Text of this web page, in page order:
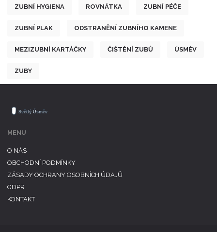
ZUBNÍ HYGIENA ROVNÁTKA ZUBNÍ PÉČE
ZUBNÍ PLAK ODSTRANĚNÍ ZUBNÍHO KAMENE
MEZIZUBNÍ KARTÁČKY ČIŠTĚNÍ ZUBŮ ÚSMĚV
ZUBY
MENU
O NÁS
OBCHODNÍ PODMÍNKY
ZÁSADY OCHRANY OSOBNÍCH ÚDAJŮ
GDPR
KONTAKT